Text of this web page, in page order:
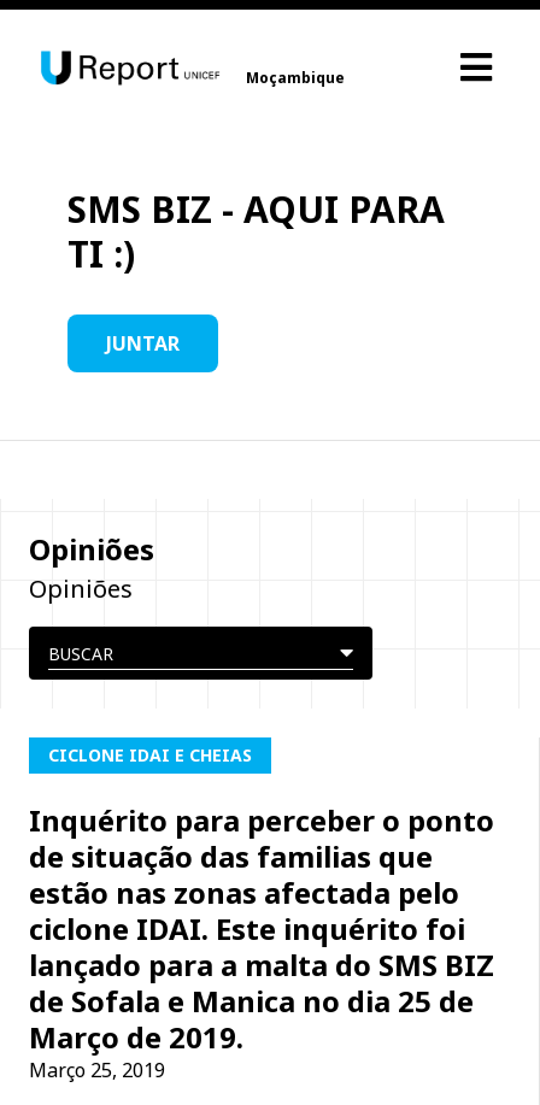
Moçambique
SMS BIZ - AQUI PARA
TI :)
JUNTAR
Opiniões
Opiniões
CICLONE IDAI E CHEIAS
Inquérito para perceber o ponto
de situação das familias que
estão nas zonas afectada pelo
ciclone IDAI. Este inquérito foi
lançado para a malta do SMS BIZ
de Sofala e Manica no dia 25 de
Março de 2019.
Março 25, 2019